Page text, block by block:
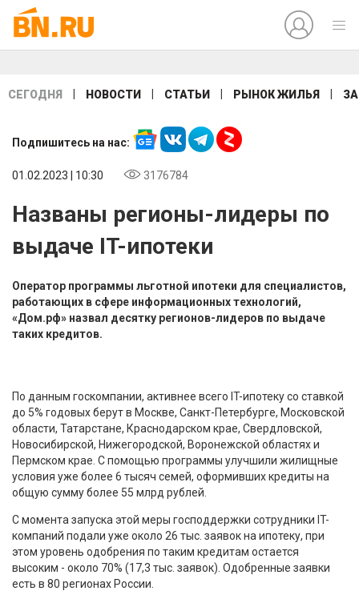
СЕГОДНЯ НОВОСТИ СТАТЬИ РЫНОК ЖИЛЬЯ
Подпишитесь на нас:
01.02.2023 | 10:30 3176784
Названы регионы-лидеры по
выдаче IT-ипотеки
Оператор программы льготной ипотеки для специалистов,
работающих в сфере информационных технологий,
«Дом.рф» назвал десятку регионов-лидеров по выдаче
таких кредитов.
По данным госкомпании, активнее всего IT-ипотеку со ставкой
до 5% годовых берут в Москве, Санкт-Петербурге, Московской
области, Татарстане, Краснодарском крае, Свердловской,
Новосибирской, Нижегородской, Воронежской областях и
Пермском крае. С помощью программы улучшили жилищные
условия уже более 6 тысяч семей, оформивших кредиты на
общую сумму более 55 млрд рублей.
С момента запуска этой меры господдержки сотрудники IT-
компаний подали уже около 26 тыс. заявок на ипотеку, при
этом уровень одобрения по таким кредитам остается
высоким - около 70% (17,3 тыс. заявок). Одобренные заявки
есть в 80 регионах России.